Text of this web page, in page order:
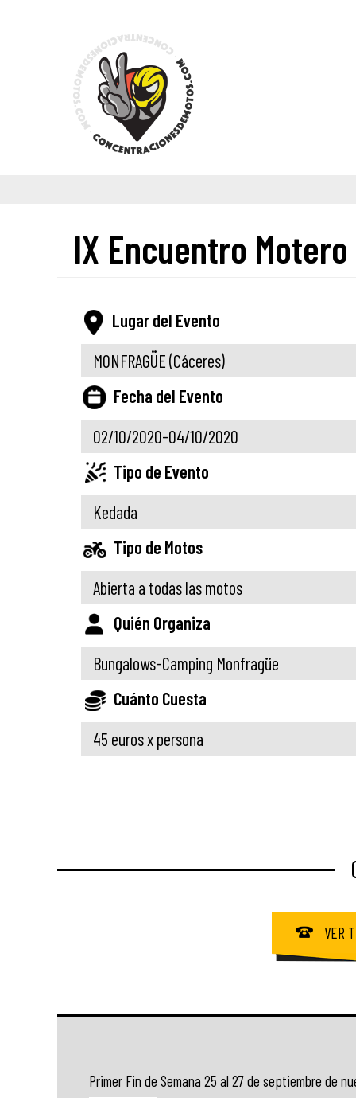
IX Encuentro
Lugar del Evento
MONFRAGÜE(Cáceres)
Fecha del Evento
02/10/2020-04/10/2020
Tipo de Evento
Kedada
Tipo de Motos
Abierta a todas las motos
Quién Organiza
Bungalows-Camping Monfragüe
Cuánto Cuesta
45 euros x persona
VER
Primer Fin de Semana 25 al 27 de septiembre de